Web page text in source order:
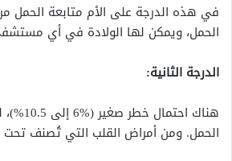
في هذه الدرجة على الأم متابعة الحمل
الحمل، ويمكن لها الولادة في أي
الدرجة الثانية:
هناك
الحمل. ومن أمراض القلب التي تُصنف